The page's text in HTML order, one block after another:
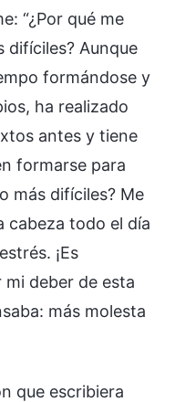
“¿Por qué me
difíciles? Aunque
formándose y
ha realizado
antes y tiene
formarse para
más difíciles? Me
cabeza todo el día
¡Es
deber de esta
más molesta
que escribiera